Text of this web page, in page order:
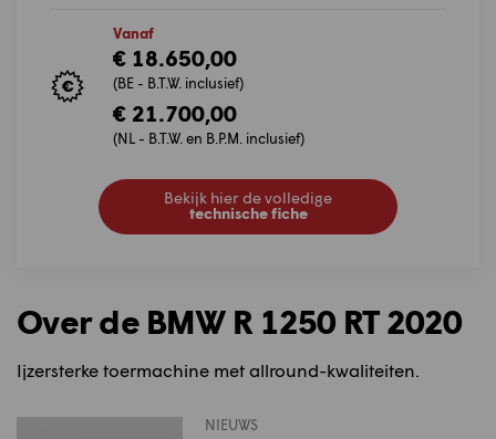
Vanaf
€ 18.650,00
(BE - B.T.W. inclusief)
€ 21.700,00
(NL - B.T.W. en B.P.M. inclusief)
Bekijk hier de volledige
technische fiche
Over de BMW R 1250 RT 2020
Ijzersterke toermachine met allround-kwaliteiten.
NIEUWS